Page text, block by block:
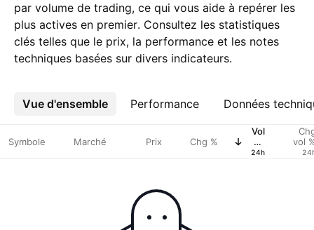
par volume de trading, ce qui vous aide à repérer les
plus actives en premier. Consultez les statistiques
clés telles que le prix, la performance et les notes
techniques basées sur divers indicateurs.
Vue d'ensemble Performance Données
Plus
Symbole Marché Prix Chg %
Vol
en
USD
24h
vol